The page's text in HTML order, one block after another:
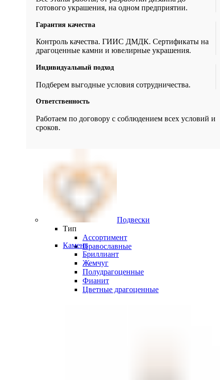
готового украшения, на одном предприятии.
Гарантия качества
Контроль качества. ГИИС ДМДК. Сертификаты на
драгоценные камни и ювелирные украшения.
Индивидуальный подход
Подберем выгодные условия сотрудничества.
Ответственность
Работаем по договору с соблюдением всех условий и
сроков.
Подвески
Тип
Ассортимент
Православные
Камень
Бриллиант
Жемчуг
Полудрагоценные
Фианит
Цветные драгоценные